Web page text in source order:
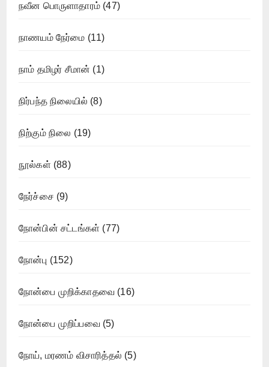
நவீன பொருளாதாரம் (47)
நாணயம் நேர்மை (11)
நாம் தமிழர் சீமான் (1)
நிர்பந்த நிலையில் (8)
நிற்கும் நிலை (19)
நூல்கள் (88)
நேர்ச்சை (9)
நோன்பின் சட்டங்கள் (77)
நோன்பு (152)
நோன்பை முறிக்காதவை (16)
நோன்பை முறிப்பவை(5)
நோய், மரணம் விசாரித்தல் (5)